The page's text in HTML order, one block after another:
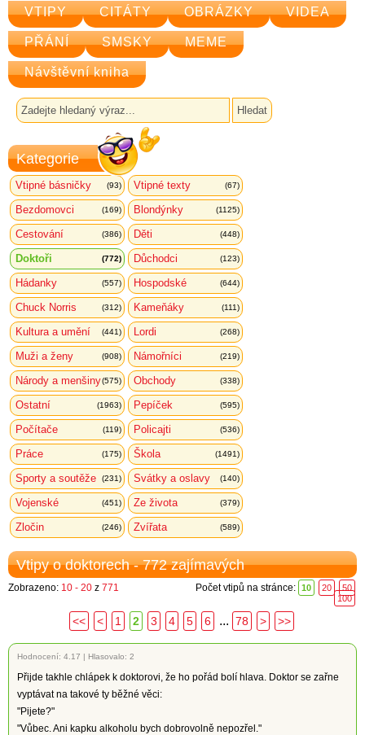
VTIPY CITÁTY OBRÁZKY VIDEA
PŘÁNÍ SMSKY MEME
Návštěvní kniha
Kategorie
Vtipné básničky (93) Vtipné texty (67)
Bezdomovci (169) Blondýnky (1125)
Cestování (386) Děti (448)
Doktoři (772) Důchodci (123)
Hádanky (557) Hospodské (644)
Chuck Norris (312) Kameňáky (111)
Kultura a umění (441) Lordi (268)
Muži a ženy (908) Námořníci (219)
Národy a menšiny(575) Obchody (338)
Ostatní (1963) Pepíček (595)
Počítače (119) Policajti (536)
Práce (175) Škola (1491)
Sporty a soutěže (231) Svátky a oslavy (140)
Vojenské (451) Ze života (379)
Zločin (246) Zvířata (589)
Vtipy o doktorech - 772 zajímavých
Zobrazeno: 10 - 20 z 771 Počet vtipů na stránce: 10 20
50
100
<< < 1 2 3 4 5 6 ... 78 > >>
Hodnocení: 4.17 | Hlasovalo: 2
Přijde takhle chlápek k doktorovi, že ho pořád bolí hlava. Doktor se zařne
vyptávat na takové ty běžné věci:
"Pijete?"
"Vůbec. Ani kapku alkoholu bych dobrovolně nepozřel."